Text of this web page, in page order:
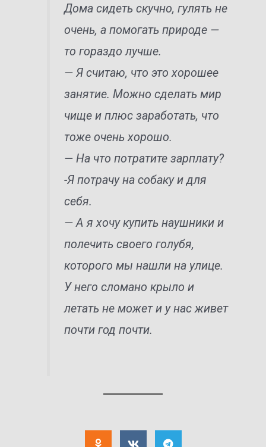
Дома сидеть скучно, гулять не
очень, а помогать природе —
то гораздо лучше.
— Я считаю, что это хорошее
занятие. Можно сделать мир
чище и плюс заработать, что
тоже очень хорошо.
— На что потратите зарплату?
-Я потрачу на собаку и для
себя.
— А я хочу купить наушники и
полечить своего голубя,
которого мы нашли на улице.
У него сломано крыло и
летать не может и у нас живет
почти год почти.